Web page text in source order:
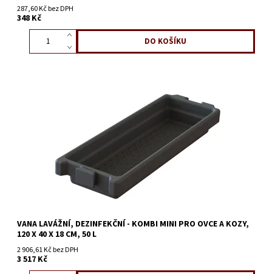
287,60 Kč bez DPH
348 Kč
VANA LAVÁŽNÍ, DEZINFEKČNÍ - KOMBI MINI PRO OVCE A KOZY,
120 X 40 X 18 CM, 50 L
2 906,61 Kč bez DPH
3 517 Kč